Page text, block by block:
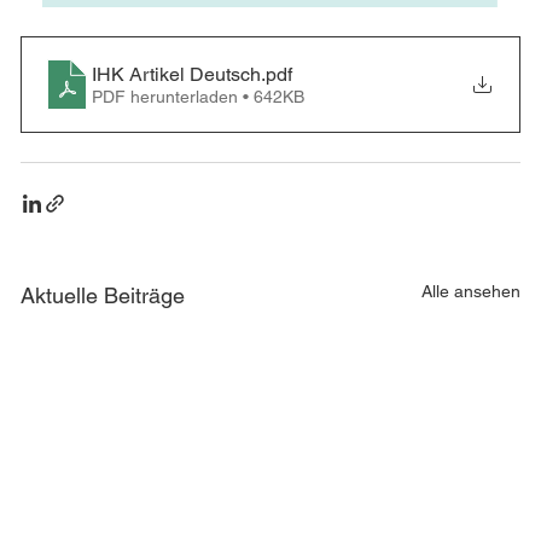
IHK Artikel Deutsch.pdf
PDF herunterladen • 642KB
Aktuelle Beiträge Alle ansehen